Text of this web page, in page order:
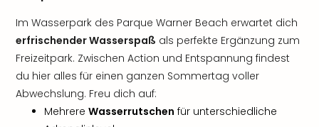
Im Wasserpark des Parque Warner Beach erwartet dich
erfrischender Wasserspaß als perfekte Ergänzung zum
Freizeitpark. Zwischen Action und Entspannung findest
du hier alles für einen ganzen Sommertag voller
Abwechslung. Freu dich auf:
Mehrere Wasserrutschen für unterschiedliche